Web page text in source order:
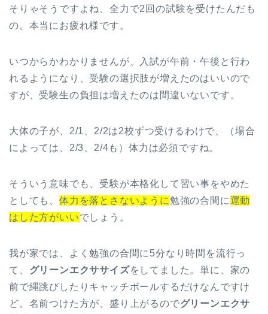
そりゃそうですよね、全力で2回の試験を受けたんだも
の。本当にお疲れ様です。
いつからかわかりませんが、入試が午前・午後と行わ
れるようになり、受験の選択肢が増えたのはいいので
すが、受験生の負担は増えたのは間違いないです。
大体の子が、2/1、2/2は2校ずつ受けるわけで、（場合
によっては、2/3、2/4も）体力は必須ですね。
そういう意味でも、受験が本格化して習い事をやめた
としても、 体力を落とさないように勉強の合間に運動
はした方がいいでしょう。
我が家では、よく勉強の合間に5分なり時間を流行っ
て、 グリーンエクササイズをしてました。単に、家の
前で縄跳びしたりキャッチボールするだけなんですけ
ど。名前つけた方が、盛り上がるのでグリーンエクサ